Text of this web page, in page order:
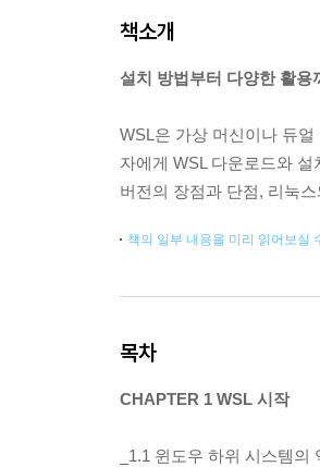
책소개
설치 방법부터 다양한 활용
WSL은 가상 머신이나 듀
자에게 WSL 다운로드와
버전의 장점과 단점, 리눅
책의 일부 내용을 미리 읽어보실
목차
CHAPTER 1 WSL 시작
_1.1 윈도우 하위 시스템의